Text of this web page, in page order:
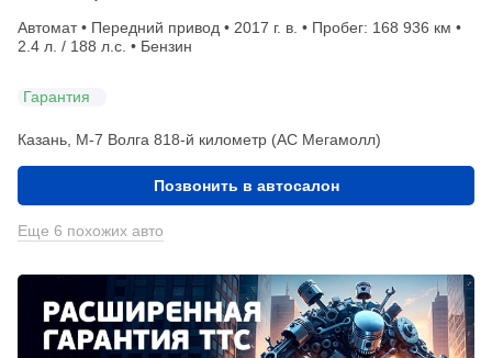
Автомат • Передний привод • 2017 г. в. • Пробег: 168 936 км •
2.4 л. / 188 л.с. • Бензин
Гарантия
Казань, М-7 Волга 818-й километр (АС Мегамолл)
Позвонить в автосалон
Еще 6 похожих авто